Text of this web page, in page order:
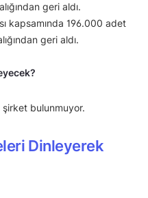
geri aldı.
kapsamında 196.000 adet
geri aldı.
bulunmuyor.
Dinleyerek